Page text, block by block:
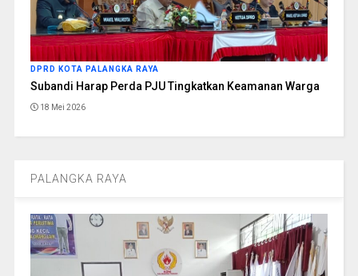
DPRD KOTA PALANGKA RAYA
Subandi Harap Perda PJU Tingkatkan Keamanan Warga
18 Mei 2026
PALANGKA RAYA